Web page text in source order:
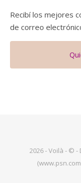
Recibí los mejores
de correo
2026 - Voilà - ©